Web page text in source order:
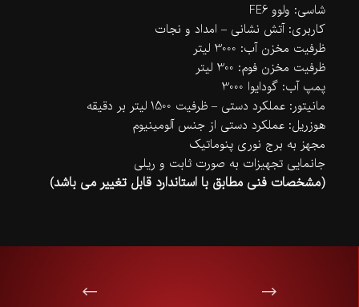
شاسی: ولوو FE6
کاربری: آتش نشانی – امداد و نجات
ظرفیت مخزن آب: 3000 لیتر
ظرفیت مخزن فوم: 300 لیتر
پمپ آب: گودایوا 3000
مانیتور: عملکرد دستی – ظرفیت 1500 لیتر بر دقیقه
هوزریل: عملکرد دستی از جنس آلومینیوم
مجهز به برج نوری پنوماتیک
جانمایی تجهیزات به صورت ثابت و ریلی
(مشخصات فنی مطابق با استاندارد قابل تغییر می باشد)